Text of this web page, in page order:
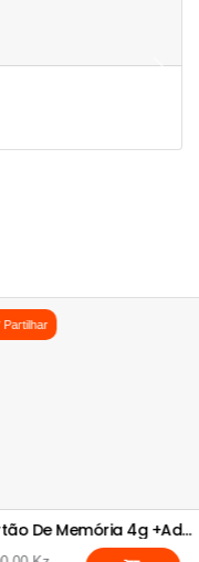
Partilhar
Cartão De Memória 4g +adaptador Original